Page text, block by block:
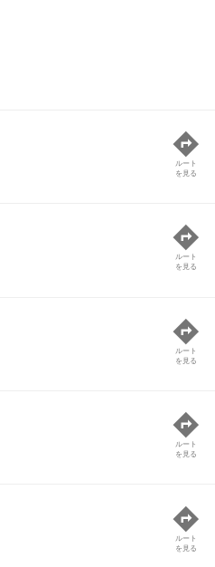
ルート
を見る
ルート
を見る
ルート
を見る
ルート
を見る
ルート
を見る